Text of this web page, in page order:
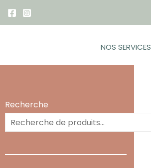
au
NOS SERVICES
Recherche